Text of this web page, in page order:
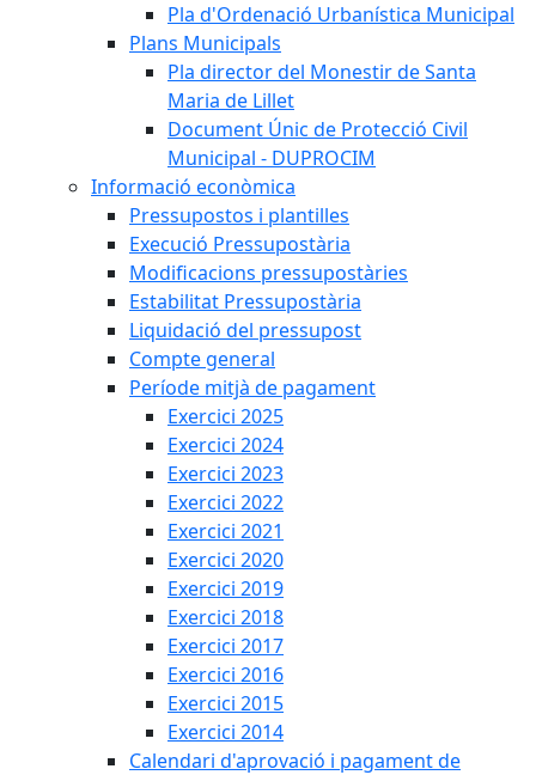
Pla d'Ordenació Urbanística Municipal
Plans Municipals
Pla director del Monestir de Santa
Maria de Lillet
Document Únic de Protecció Civil
Municipal - DUPROCIM
Informació econòmica
Pressupostos i plantilles
Execució Pressupostària
Modificacions pressupostàries
Estabilitat Pressupostària
Liquidació del pressupost
Compte general
Període mitjà de pagament
Exercici 2025
Exercici 2024
Exercici 2023
Exercici 2022
Exercici 2021
Exercici 2020
Exercici 2019
Exercici 2018
Exercici 2017
Exercici 2016
Exercici 2015
Exercici 2014
Calendari d'aprovació i pagament de